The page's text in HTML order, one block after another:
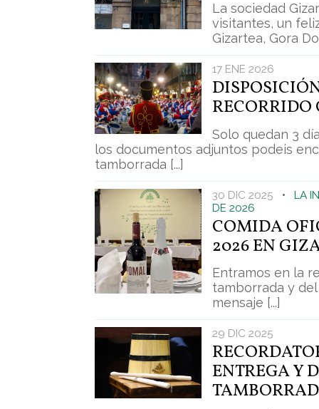
La sociedad
visitantes, un
Gizartea, Gora
17 ENE 2026
Solo quedan 3
los documentos adjuntos podeis
tamborrada [...]
30 DIC 2025 •
LA
DE 2026
COMIDA
2026 EN
Entramos en la
tamborrada y
mensaje [...]
29 DIC 2025
ENTREGA Y